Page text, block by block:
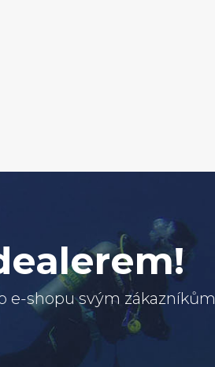
e-shopu svým zákazníkům